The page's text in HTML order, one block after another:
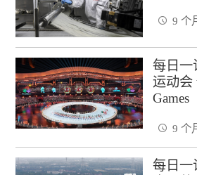
9 个
每日一
运动会
Games
9 个
每日一